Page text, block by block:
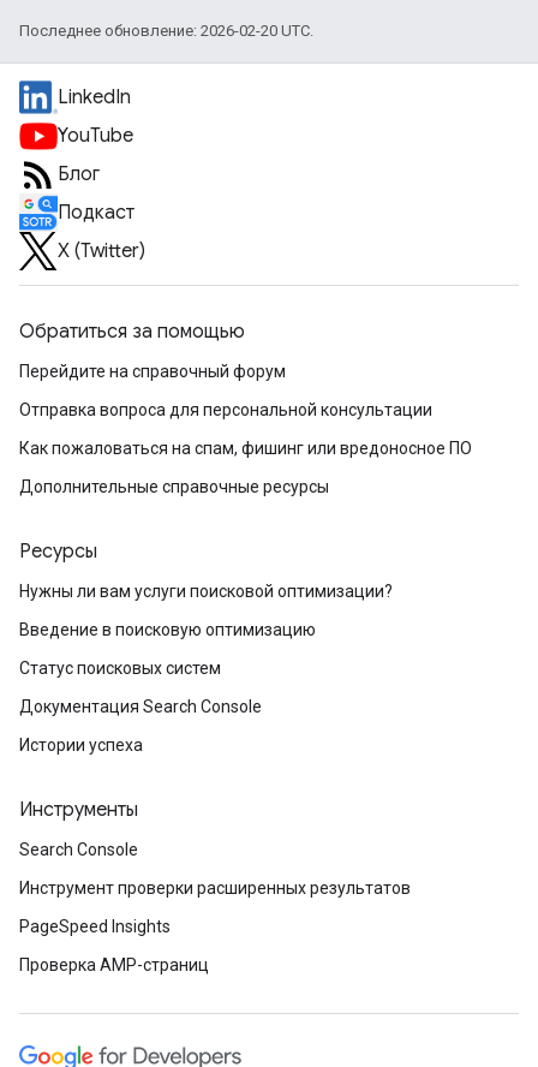
Последнее обновление: 2026-02-20 UTC.
LinkedIn
YouTube
Блог
Подкаст
X (Twitter)
Обратиться за помощью
Перейдите на справочный форум
Отправка вопроса для персональной консультации
Как пожаловаться на спам, фишинг или вредоносное ПО
Дополнительные справочные ресурсы
Ресурсы
Нужны ли вам услуги поисковой оптимизации?
Введение в поисковую оптимизацию
Статус поисковых систем
Документация Search Console
Истории успеха
Инструменты
Search Console
Инструмент проверки расширенных результатов
PageSpeed Insights
Проверка AMP-страниц